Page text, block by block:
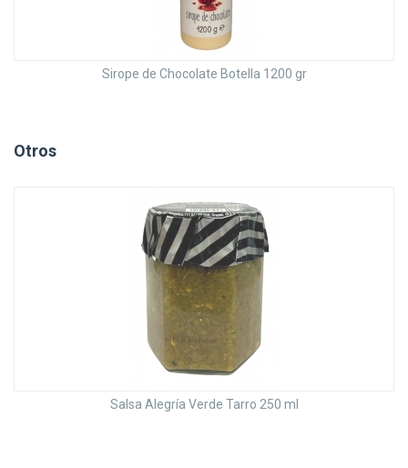
Sirope de Chocolate Botella 1200 gr
Otros
Salsa Alegría Verde Tarro 250 ml